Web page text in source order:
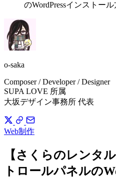
のWordPressインストー
o-saka
Composer / Developer / Designer
SUPA LOVE 所属
大坂デザイン事務所 代表
Web制作
【さくらのレンタ
トロールパネルの